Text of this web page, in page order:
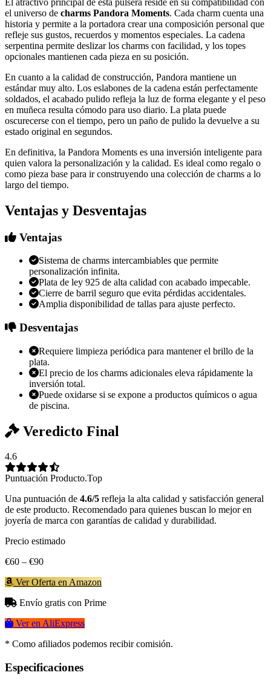
el universo de charms Pandora Moments. Cada charm cuenta una
historia y permite a la portadora crear una composición personal que
refleje sus gustos, recuerdos y momentos especiales. La cadena
serpentina permite deslizar los charms con facilidad, y los topes
opcionales mantienen cada pieza en su posición.
En cuanto a la calidad de construcción, Pandora mantiene un
estándar muy alto. Los eslabones de la cadena están perfectamente
soldados, el acabado pulido refleja la luz de forma elegante y el peso
en muñeca resulta cómodo para uso diario. La plata puede
oscurecerse con el tiempo, pero un paño de pulido la devuelve a su
estado original en segundos.
En definitiva, la Pandora Moments es una inversión inteligente para
quien valora la personalización y la calidad. Es ideal como regalo o
como pieza base para ir construyendo una colección de charms a lo
largo del tiempo.
Ventajas y Desventajas
Ventajas
Sistema de charms intercambiables que permite
personalización infinita.
Plata de ley 925 de alta calidad con acabado impecable.
Cierre de barril seguro que evita pérdidas accidentales.
Amplia disponibilidad de tallas para ajuste perfecto.
Desventajas
Requiere limpieza periódica para mantener el brillo de la
plata.
El precio de los charms adicionales eleva rápidamente la
inversión total.
Puede oxidarse si se expone a productos químicos o agua
de piscina.
Veredicto Final
4.6
Puntuación Producto.Top
Una puntuación de 4.6/5 refleja la alta calidad y satisfacción general
de este producto. Recomendado para quienes buscan lo mejor en
joyería de marca con garantías de calidad y durabilidad.
Precio estimado
€60 – €90
Ver Oferta en Amazon
Envío gratis con Prime
Ver en AliExpress
* Como afiliados podemos recibir comisión.
Especificaciones